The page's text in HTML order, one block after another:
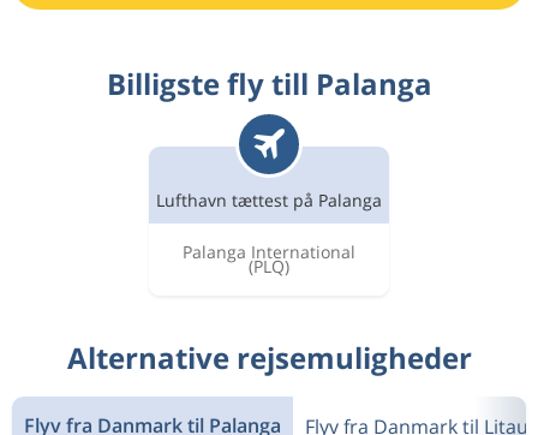
Billigste fly till Palanga
Lufthavn tættest på Palanga
Palanga International
(PLQ)
Alternative rejsemuligheder
Flyv fra Danmark til Palanga Flyv fra Danmark til